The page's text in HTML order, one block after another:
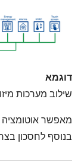
דוגמא
שילוב מערכות
מאפשר אוטומציה
בנוסף לחסכון